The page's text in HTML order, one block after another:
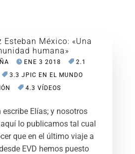
Esteban México: «Una
humana»
ENE 3 2018
2.1
3.3 JPIC EN EL MUNDO
4.3 VÍDEOS
escribe Elías; y nosotros
lo publicamos tal cual
que en el último viaje a
EVD hemos puesto